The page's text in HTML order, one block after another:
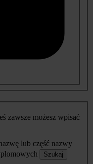
zawsze możesz wpisać
lub część nazwy
Szukaj